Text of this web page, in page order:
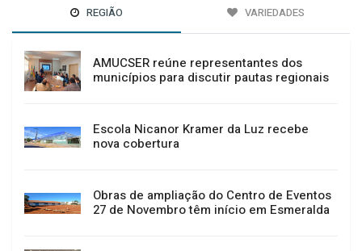
REGIÃO VARIEDADES
AMUCSER reúne representantes dos
municípios para discutir pautas regionais
Escola Nicanor Kramer da Luz recebe
nova cobertura
Obras de ampliação do Centro de Eventos
27 de Novembro têm início em Esmeralda